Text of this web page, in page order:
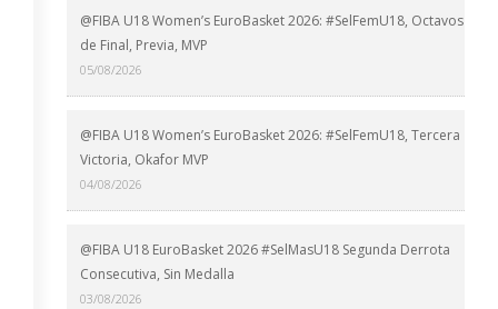
@FIBA U18 Women’s EuroBasket 2026: #SelFemU18, Octavos
de Final, Previa, MVP
05/08/2026
@FIBA U18 Women’s EuroBasket 2026: #SelFemU18, Tercera
Victoria, Okafor MVP
04/08/2026
@FIBA U18 EuroBasket 2026 #SelMasU18 Segunda Derrota
Consecutiva, Sin Medalla
03/08/2026